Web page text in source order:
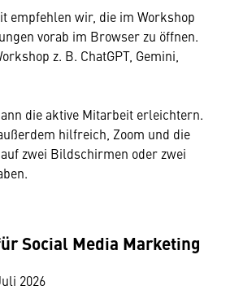
empfehlen wir, die im Workshop
vorab im Browser zu öffnen.
z. B. ChatGPT, Gemini,
die aktive Mitarbeit erleichtern.
hilfreich, Zoom und die
zwei Bildschirmen oder zwei
Social Media Marketing
2026